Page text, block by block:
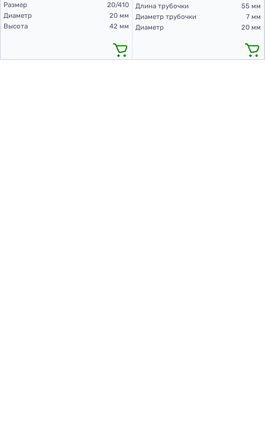
Размер
20/410
Диаметр
20 мм
Высота
42 мм
Длина трубочки
55 мм
Диаметр трубочки
7 мм
Диаметр
20 мм